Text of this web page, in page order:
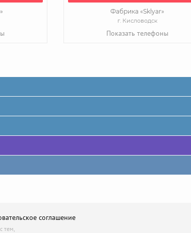
Фабрика «Sklyar»
г. Кисловодск
Показать телефоны
соглашение
тем,